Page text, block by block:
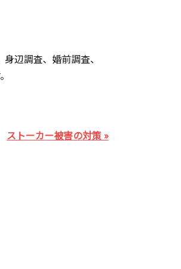
辺調査、婚前調査、
ストーカー被害の対策 »